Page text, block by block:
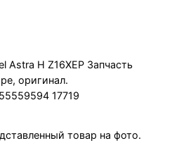
Astra H Z16XEP Запчасть
оригинал.
17719
товар на фото.